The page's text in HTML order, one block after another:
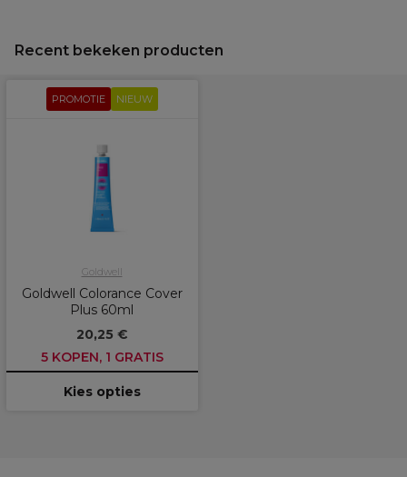
Recent bekeken producten
PROMOTIE NIEUW
Goldwell
Goldwell Colorance Cover
Plus 60ml
20,25 €
5 KOPEN, 1 GRATIS
Kies opties